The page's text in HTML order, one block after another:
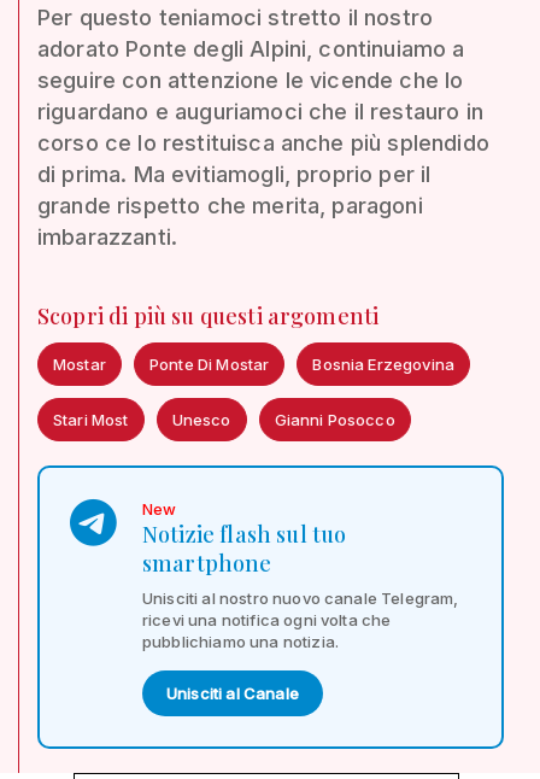
Per questo teniamoci stretto il nostro
adorato Ponte degli Alpini, continuiamo a
seguire con attenzione le vicende che lo
riguardano e auguriamoci che il restauro in
corso ce lo restituisca anche più splendido
di prima. Ma evitiamogli, proprio per il
grande rispetto che merita, paragoni
imbarazzanti.
Scopri di più su questi argomenti
Mostar Ponte Di Mostar Bosnia Erzegovina
Stari Most Unesco Gianni Posocco
New
Notizie flash sul tuo
smartphone
Unisciti al nostro nuovo canale Telegram,
ricevi una notifica ogni volta che
pubblichiamo una notizia.
Unisciti al Canale